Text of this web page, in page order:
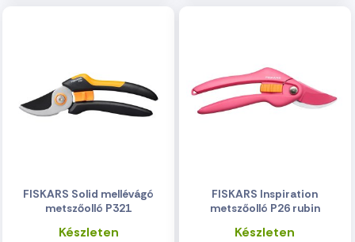
FISKARS Solid mellévágó
metszőolló P321
Készleten
FISKARS Inspiration
metszőolló P26 rubin
Készleten